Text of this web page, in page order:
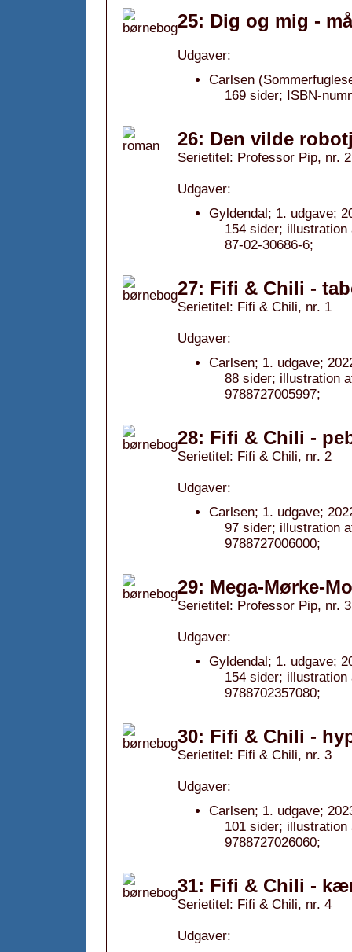
25: Dig og mig -
Udgaver:
Carlsen
169 sider; ISBN-
26: Den vilde
Serietitel: Professor Pip, nr. 2
Udgaver:
Gyldendal; 1. udgave;
154 sider;
87-02-30686-6;
27: Fifi & Chili -
Serietitel: Fifi & Chili, nr. 1
Udgaver:
Carlsen; 1. udgave;
88 sider; illustration
9788727005997;
28: Fifi & Chili -
Serietitel: Fifi & Chili, nr. 2
Udgaver:
Carlsen; 1. udgave;
97 sider; illustration
9788727006000;
29: Mega-Mørke-
Serietitel: Professor Pip, nr. 3
Udgaver:
Gyldendal; 1. udgave;
154 sider;
9788702357080;
30: Fifi & Chili -
Serietitel: Fifi & Chili, nr. 3
Udgaver:
Carlsen; 1. udgave;
101 sider;
9788727026060;
31: Fifi & Chili -
Serietitel: Fifi & Chili, nr. 4
Udgaver: